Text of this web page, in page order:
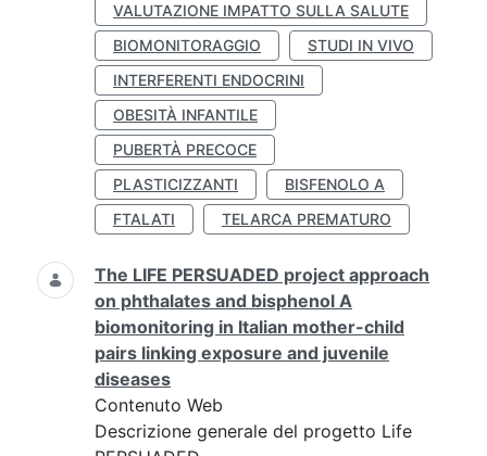
VALUTAZIONE IMPATTO SULLA SALUTE
BIOMONITORAGGIO
STUDI IN VIVO
INTERFERENTI ENDOCRINI
OBESITÀ INFANTILE
PUBERTÀ PRECOCE
PLASTICIZZANTI
BISFENOLO A
FTALATI
TELARCA PREMATURO
The LIFE PERSUADED project approach
on phthalates and bisphenol A
biomonitoring in Italian mother-child
pairs linking exposure and juvenile
diseases
Contenuto Web
Descrizione generale del progetto Life